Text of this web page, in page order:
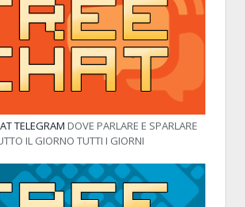
TELEGRAM DOVE PARLARE E SPARLARE
IL GIORNO TUTTI I GIORNI